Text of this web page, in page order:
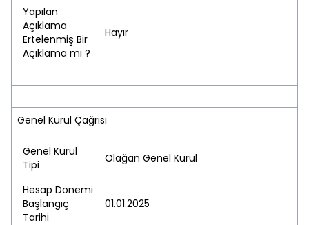
Yapılan
Açıklama
Ertelenmiş Bir
Açıklama mı ?
Hayır
Genel Kurul Çağrısı
Genel Kurul
Tipi
Olağan Genel Kurul
Hesap Dönemi
Başlangıç
Tarihi
01.01.2025